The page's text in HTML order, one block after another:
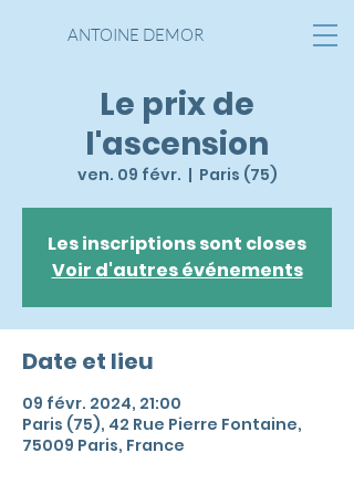
ANTOINE DEMOR
Le prix de
l'ascension
ven. 09 févr.
  |
Paris (75)
Les inscriptions sont closes
Voir d'autres événements
Date et lieu
09 févr. 2024, 21:00
Paris (75), 42 Rue Pierre Fontaine,
75009 Paris, France